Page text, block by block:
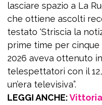
lasciare spazio a La
che ottiene ascolti
testato ‘Striscia la
prime time per cinque
2026 aveva ottenuto
telespettatori con il
un’era televisiva”.
LEGGI ANCHE: